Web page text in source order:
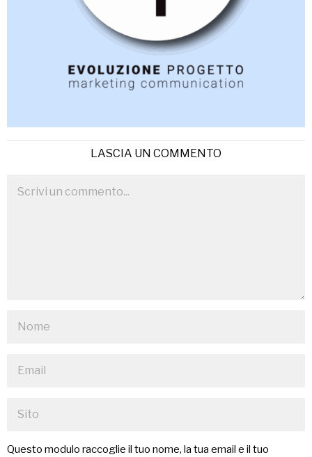
LASCIA UN COMMENTO
Questo modulo raccoglie il tuo nome, la tua email e il tuo